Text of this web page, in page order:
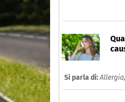
Si parla di: